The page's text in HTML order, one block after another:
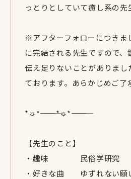
っとりとしていて癒し系の先
※アフターフォローにつきま
に完結される先生ですので
伝え足りないことがありまし
ております。あらかじめご了
*☼*―――――*☼*―――――
【先生のこと】
・趣味 民俗学研究
・好きな曲 ゆずれない願